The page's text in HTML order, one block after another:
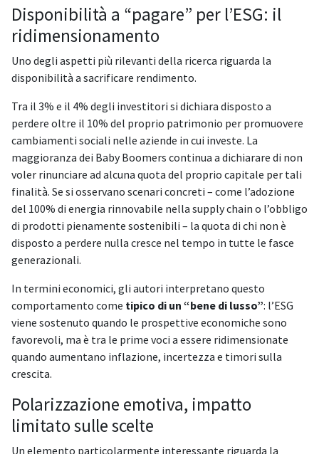
Disponibilità a “pagare” per l’ESG: il
ridimensionamento
Uno degli aspetti più rilevanti della ricerca riguarda la
disponibilità a sacrificare rendimento.
Tra il 3% e il 4% degli investitori si dichiara disposto a
perdere oltre il 10% del proprio patrimonio per promuovere
cambiamenti sociali nelle aziende in cui investe. La
maggioranza dei Baby Boomers continua a dichiarare di non
voler rinunciare ad alcuna quota del proprio capitale per tali
finalità. Se si osservano scenari concreti – come l’adozione
del 100% di energia rinnovabile nella supply chain o l’obbligo
di prodotti pienamente sostenibili – la quota di chi non è
disposto a perdere nulla cresce nel tempo in tutte le fasce
generazionali.
In termini economici, gli autori interpretano questo
comportamento come tipico di un “bene di lusso”: l’ESG
viene sostenuto quando le prospettive economiche sono
favorevoli, ma è tra le prime voci a essere ridimensionate
quando aumentano inflazione, incertezza e timori sulla
crescita.
Polarizzazione emotiva, impatto
limitato sulle scelte
Un elemento particolarmente interessante riguarda la